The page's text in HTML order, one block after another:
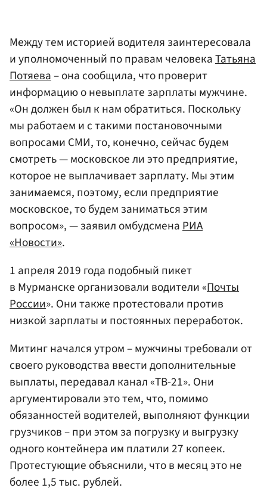
Между тем историей водителя заинтересовала
и уполномоченный по правам человекаТатьяна
Потяева– она сообщила, что проверит
информацию о невыплате зарплаты мужчине.
«Он должен был к нам обратиться. Поскольку
мы работаем и с такими постановочными
вопросами СМИ, то, конечно, сейчас будем
смотреть — московское ли это предприятие,
которое не выплачивает зарплату. Мы этим
занимаемся, поэтому, если предприятие
московское, то будем заниматься этим
вопросом», — заявил омбудсмена РИА
«Новости».
1 апреля 2019 года подобный пикет
в Мурманске организовали водители «Почты
России». Они также протестовали против
низкой зарплаты и постоянных переработок.
Митинг начался утром – мужчины требовали от
своего руководства ввести дополнительные
выплаты, передавал канал «ТВ-21». Они
аргументировали это тем, что, помимо
обязанностей водителей, выполняют функции
грузчиков – при этом за погрузку и выгрузку
одного контейнера им платили 27 копеек.
Протестующие объяснили, что в месяц это не
более 1,5 тыс. рублей.